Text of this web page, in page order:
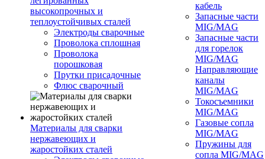
высокопрочных и
теплоустойчивых сталей
Электроды сварочные
Проволока сплошная
Проволока
порошковая
Прутки присадочные
Флюс сварочный
Материалы для сварки
нержавеющих и
жаростойких сталей
кабель
Запасные части
MIG/MAG
Запасные части
для горелок
MIG/MAG
Направляющие
каналы
MIG/MAG
Токосъемники
MIG/MAG
Газовые сопла
MIG/MAG
Пружины для
сопла MIG/MAG